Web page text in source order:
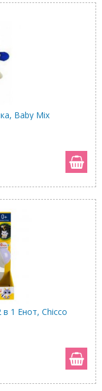
Baby Mix
1 Енот, Chicco